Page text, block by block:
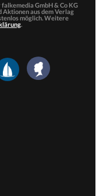
GmbH & Co KG
Aktionen aus dem Verlag
möglich. Weitere
.